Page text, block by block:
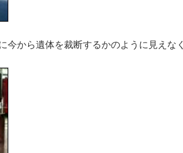
から遺体を裁断するかのように見えなく